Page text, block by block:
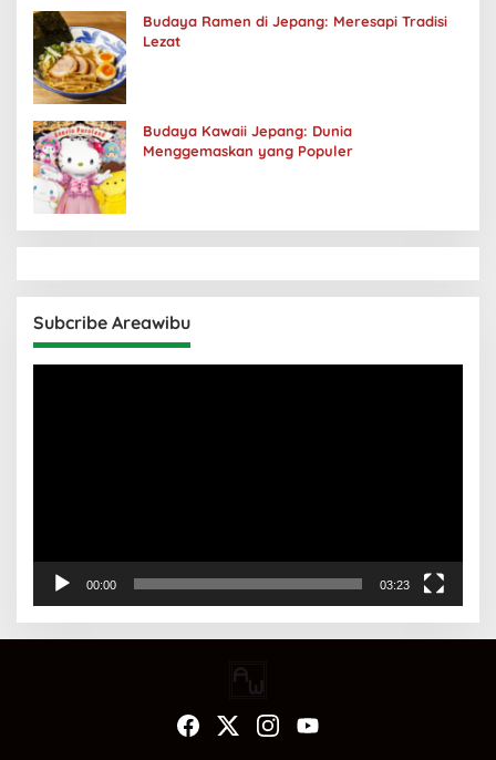
Budaya Ramen di Jepang: Meresapi Tradisi
Lezat
Budaya Kawaii Jepang: Dunia
Menggemaskan yang Populer
Subcribe Areawibu
00:00 03:23